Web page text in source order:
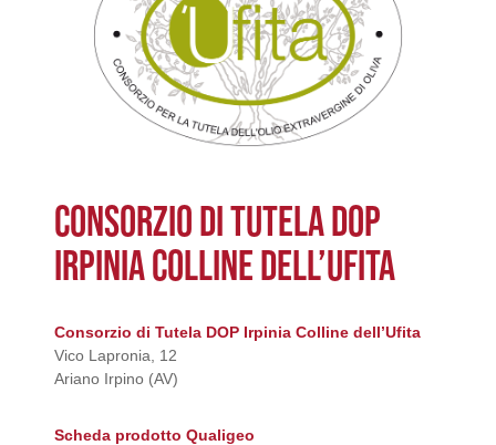
CONSORZIO DI TUTELA DOP
IRPINIA COLLINE DELL’UFITA
Consorzio di Tutela DOP Irpinia Colline dell’Ufita
Vico Lapronia, 12
Ariano Irpino (AV)
Scheda prodotto Qualigeo